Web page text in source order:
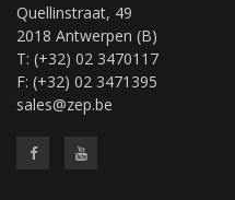
Quellinstraat, 49
2018 Antwerpen (B)
T: (+32) 02 3470117
F: (+32) 02 3471395
sales@zep.be